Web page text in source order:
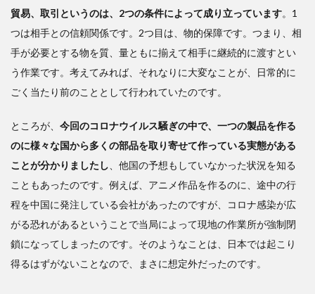
を考
える
中
で、
自給
率を
高め
夫を
貿易、取引というのは、2つの条件によって成り立っています。1
つは相手との信頼関係です。2つ目は、物的保障です。つまり、相
手が必要とする物を質、量ともに揃えて相手に継続的に渡すとい
う作業です。考えてみれば、それなりに大変なことが、日常的に
ごく当たり前のこととして行われていたのです。
ところが、 今回のコロナウイルス騒ぎの中で、一つの製品を作る
のに様々な国から多くの部品を取り寄せて作っている実態がある
ことが分かりましたし 、他国の予想もしていなかった状況を知る
こともあったのです。例えば、アニメ作品を作るのに、途中の行
程を中国に発注している会社があったのですが、コロナ感染が広
がる恐れがあるということで当局によって現地の作業所が強制閉
鎖になってしまったのです。そのようなことは、日本では起こり
得るはずがないことなので、まさに想定外だったのです。